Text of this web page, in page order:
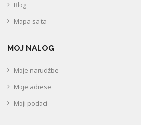
Blog
Mapa sajta
MOJ NALOG
Moje narudžbe
Moje adrese
Moji podaci